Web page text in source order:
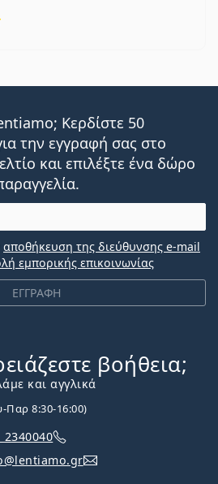
Κερδίστε 50
την εγγραφή σας στο
και επιλέξτε ένα δώρο
ΕΓΓΡΑΦΗ
αποθήκευση της διεύθυνσης e-mail
εμπορικής επικοινωνίας
βοήθεια;
και αγγλικά
Παρ 8:30-16:00)
2340040